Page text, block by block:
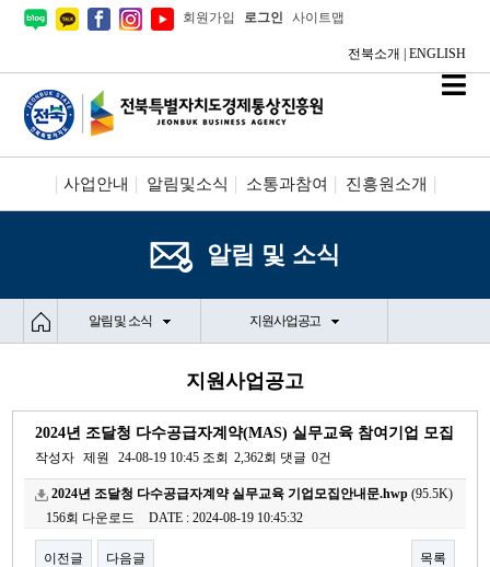
회원가입 로그인 사이트맵
전북소개 ENGLISH
사업안내 알림및소식 소통과참여 진흥원소개
알림 및 소식
알림 및 소식 지원사업공고
지원사업공고
2024년 조달청 다수공급자계약(MAS) 실무교육 참여기업 모집
작성자 제원 24-08-19 10:45 조회 2,362회 댓글 0건
2024년 조달청 다수공급자계약 실무교육 기업모집안내문.hwp (95.5K)
156회 다운로드
DATE : 2024-08-19 10:45:32
이전글 다음글 목록